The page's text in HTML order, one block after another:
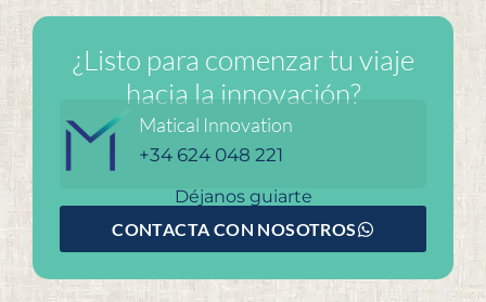
¿Listo para comenzar tu viaje
hacia la innovación?
Matical Innovation
+34 624 048 221
Déjanos guiarte
CONTACTA CON NOSOTROS